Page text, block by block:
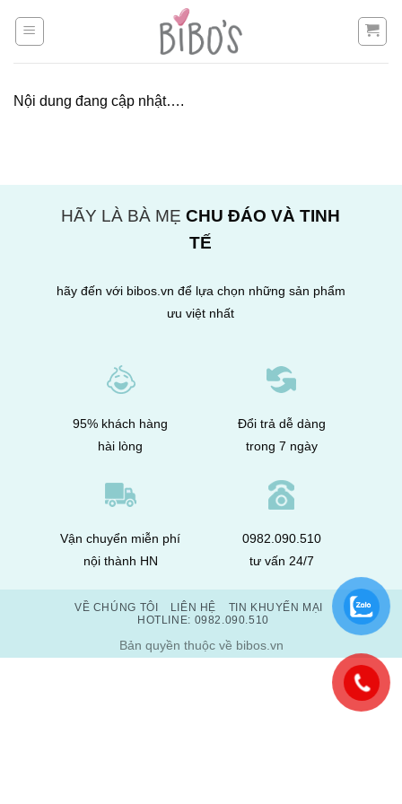
Nội dung đang cập nhật….
HÃY LÀ BÀ MẸ CHU ĐÁO VÀ TINH
TẾ
hãy đến với bibos.vn để lựa chọn những sản phẩm
ưu việt nhất
95% khách hàng
hài lòng
Đổi trả dễ dàng
trong 7 ngày
Vận chuyển miễn phí
nội thành HN
0982.090.510
tư vấn 24/7
VỀ CHÚNG TÔI LIÊN HỆ
TIN KHUYẾN MẠI
HOTLINE: 0982.090.510
Bản quyền thuộc về bibos.vn